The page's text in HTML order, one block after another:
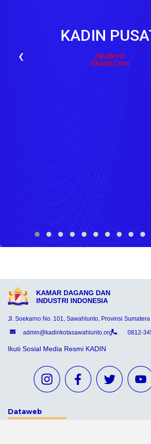
KADIN
Sikadin.id
Sikadin.com
‹
KAMAR DAGANG DAN
INDUSTRI INDONESIA
Jl. Soekarno No. 101, Sawahlunto, Provinsi
admin@kadinkotasawahlunto.org
0812-
Ikuti Sosial Media Resmi KADIN
Dataweb